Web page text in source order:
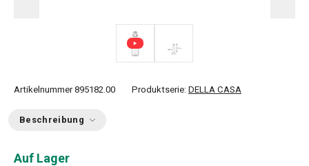
Artikelnummer 895182.00 Produktserie: DELLA CASA
Beschreibung
Auf Lager